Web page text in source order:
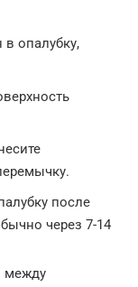
в опалубку,
после
через 7-14
между